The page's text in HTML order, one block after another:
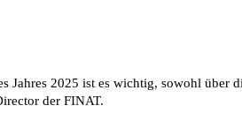
2025 ist es wichtig, sowohl über
der FINAT.